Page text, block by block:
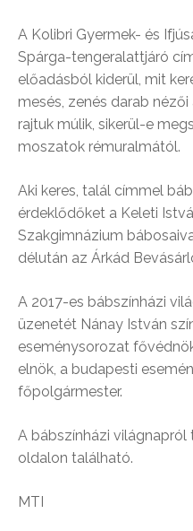
A Kolibri Gyermek- és
Spárga-tengeralattjáró
előadásból kiderül, mit
mesés, zenés darab
rajtuk múlik, sikerül-e
moszatok rémuralmától.
Aki keres, talál címmel
érdeklődőket a Keleti
Szakgimnázium
délután az Árkád
A 2017-es bábszínházi
üzenetét Nánay István
eseménysorozat
elnök, a budapesti
főpolgármester.
A bábszínházi
oldalon található.
MTI